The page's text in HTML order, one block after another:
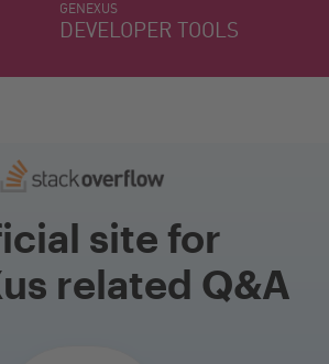
GENEXUS
DEVELOPER TOOLS
site for
related Q&A